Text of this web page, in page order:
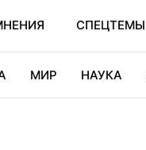
СПЕЦТЕМЫ
МИР НАУКА